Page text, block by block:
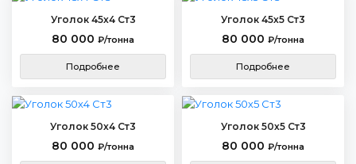
Уголок 45х4 Ст3
80 000 ₽/тонна
Подробнее
Уголок 45х5 Ст3
80 000 ₽/тонна
Подробнее
Уголок 50х4 Ст3
80 000 ₽/тонна
Уголок 50х5 Ст3
80 000 ₽/тонна